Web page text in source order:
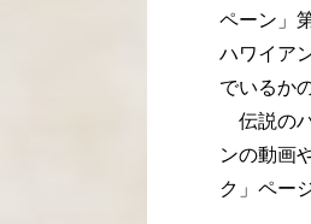
ペーン」
ハワイア
でいるか
伝説の
ンの動画
ク」ペー